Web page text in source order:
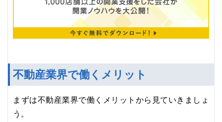
不動産業界で働くメリット
まずは不動産業界で働くメリットから見ていきましょ
う。